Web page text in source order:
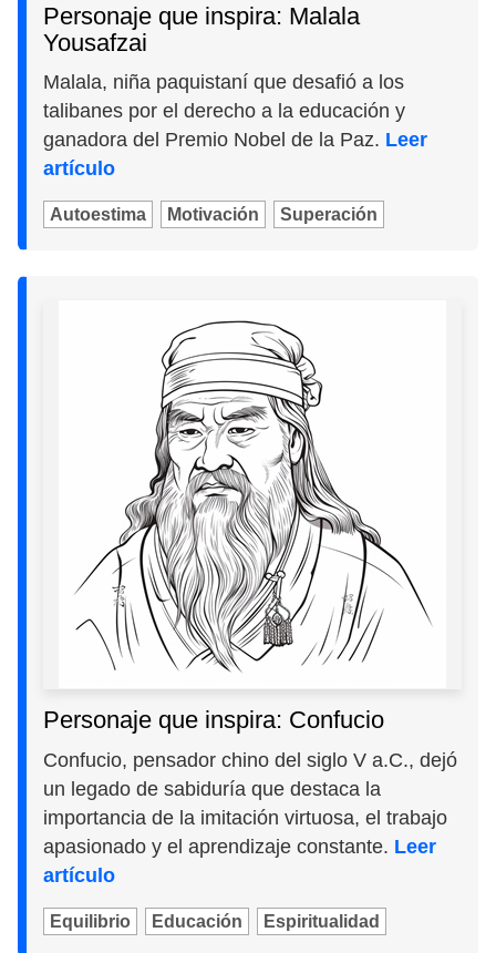
Personaje que inspira: Malala
Yousafzai
Malala, niña paquistaní que desafió a los
talibanes por el derecho a la educación y
ganadora del Premio Nobel de la Paz. Leer
artículo
Autoestima Motivación Superación
Personaje que inspira: Confucio
Confucio, pensador chino del siglo V a.C., dejó
un legado de sabiduría que destaca la
importancia de la imitación virtuosa, el trabajo
apasionado y el aprendizaje constante. Leer
artículo
Equilibrio Educación Espiritualidad